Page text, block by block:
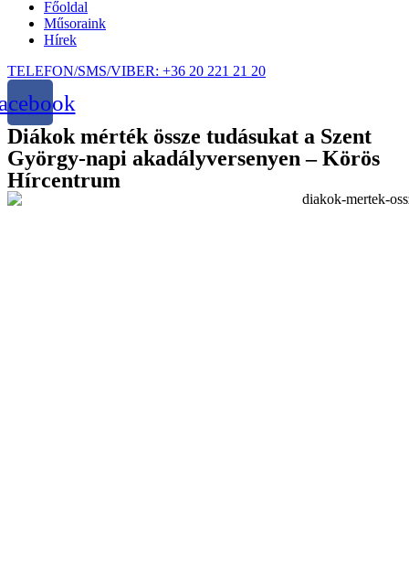
Főoldal
Műsoraink
Hírek
TELEFON/SMS/VIBER: +36 20 221 21 20
Diákok mérték össze tudásukat a Szent
György-napi akadályversenyen – Körös
Hírcentrum